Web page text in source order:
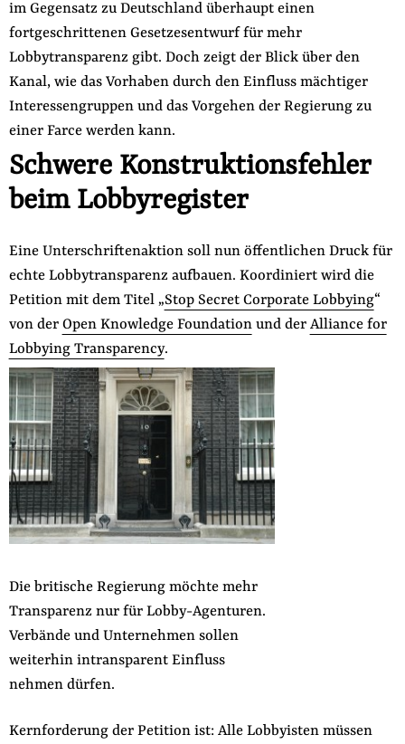
Kontakt
Impressum
Suche
auf
der
Website
FacebookMastodon
BlueskyInstagramYoutube
im Gegensatz zu Deutschland überhaupt einen
fortgeschrittenen Gesetzesentwurf für mehr
Lobbytransparenz gibt. Doch zeigt der Blick über den
Kanal, wie das Vorhaben durch den Einfluss mächtiger
Interessengruppen und das Vorgehen der Regierung zu
einer Farce werden kann.
Schwere Konstruktionsfehler
beim Lobbyregister
Eine Unterschriftenaktion soll nun öffentlichen Druck für
echte Lobbytransparenz aufbauen. Koordiniert wird die
Petition mit dem Titel „Stop Secret Corporate Lobbying“
von der Open Knowledge Foundationund der Alliance for
Lobbying Transparency.
Die britische Regierung möchte mehr
Transparenz nur für Lobby-Agenturen.
Verbände und Unternehmen sollen
weiterhin intransparent Einfluss
nehmen dürfen.
Kernforderung der Petition ist: Alle Lobbyisten müssen